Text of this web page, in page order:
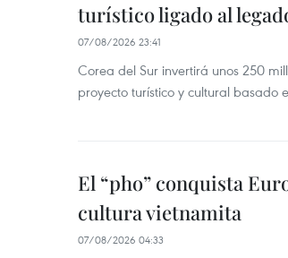
turístico ligado al
07/08/2026 23:41
Corea del Sur invertirá unos 250
proyecto turístico y cultural basado
El “pho” conquista
cultura vietnamita
07/08/2026 04:33